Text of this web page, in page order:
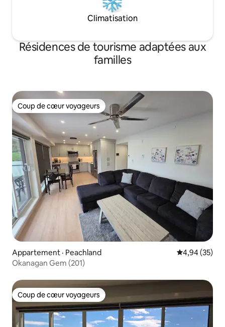
Climatisation
Résidences de tourisme adaptées aux
familles
Coup de cœur voyageurs
Coup de cœur voyageurs
Appartement · Peachland Note
4,94 (35)
Okanagan Gem (201)
Coup de cœur voyageurs
Coup de cœur voyageurs